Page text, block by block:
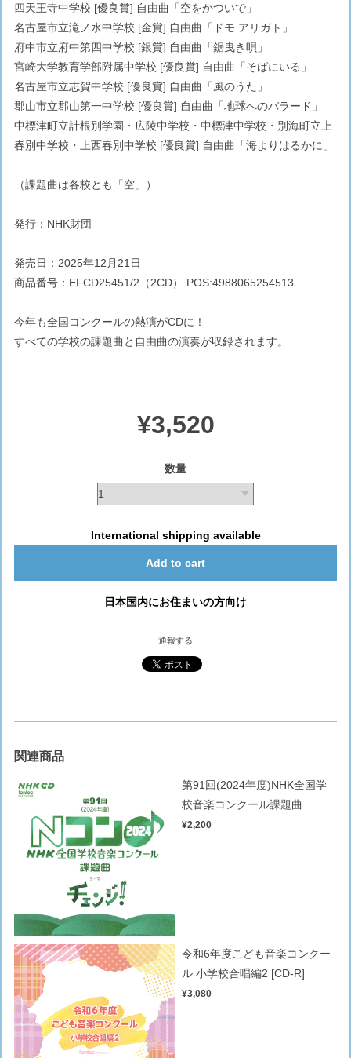
四天王寺中学校 [優良賞] 自由曲「空をかついで」
名古屋市立滝ノ水中学校 [金賞] 自由曲「ドモ アリガト」
府中市立府中第四中学校 [銀賞] 自由曲「鋸曳き唄」
宮崎大学教育学部附属中学校 [優良賞] 自由曲「そばにいる」
名古屋市立志賀中学校 [優良賞] 自由曲「風のうた」
郡山市立郡山第一中学校 [優良賞] 自由曲「地球へのバラード」
中標津町立計根別学園・広陵中学校・中標津中学校・別海町立上
春別中学校・上西春別中学校 [優良賞] 自由曲「海よりはるかに」
（課題曲は各校とも「空」）
発行：NHK財団
発売日：2025年12月21日
商品番号：EFCD25451/2（2CD） POS:4988065254513
今年も全国コンクールの熱演がCDに！
すべての学校の課題曲と自由曲の演奏が収録されます。
¥3,520
数量
International shipping available
Add to cart
日本国内にお住まいの方向け
通報する
関連商品
第91回(2024年度)NHK全国学
校音楽コンクール課題曲
¥2,200
令和6年度こども音楽コンクー
ル 小学校合唱編2 [CD-R]
¥3,080